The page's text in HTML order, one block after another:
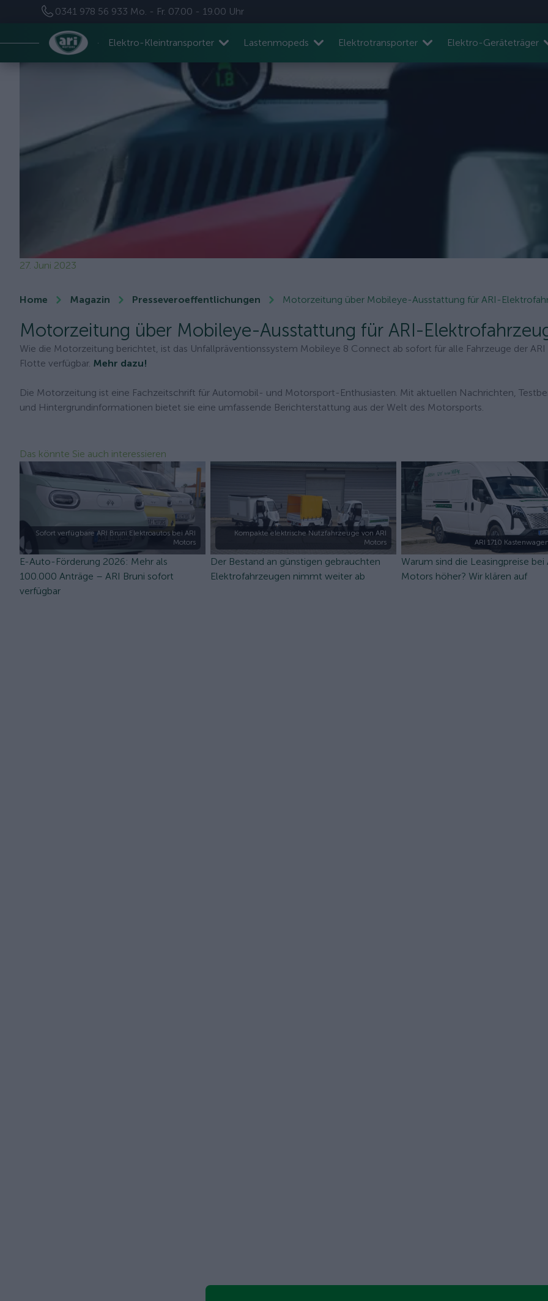
0341 978 56 933 Mo. - Fr. 07.00 - 19.00 Uhr
Elektro-Kleintransporter Lastenmopeds Elektrotransporter Elektro-Geräteträger
27. Juni 2023
Home Magazin Presseveroeffentlichungen Motorzeitung über Mobileye-Ausstattung für ARI-
Motorzeitung über Mobileye-Ausstattung für ARI-
Wie die Motorzeitung berichtet, ist das Unfallpräventionssystem Mobileye 8 Connect ab sofort für alle Fahrzeuge der
Flotte verfügbar. Mehr dazu!
Die Motorzeitung ist eine Fachzeitschrift für Automobil- und Motorsport-Enthusiasten. Mit aktuellen Nachrichten,
und Hintergrundinformationen bietet sie eine umfassende Berichterstattung aus der Welt des Motorsports.
Das könnte Sie auch interessieren
Sofort verfügbare ARI Bruni Elektroautos bei ARI
Motors
E-Auto-Förderung 2026: Mehr als
100.000 Anträge – ARI Bruni sofort
verfügbar
Kompakte elektrische Nutzfahrzeuge von ARI
Motors
Der Bestand an günstigen gebrauchten
Elektrofahrzeugen nimmt weiter ab
ARI 1710
Warum sind die Leasingpreise bei
Motors höher? Wir klären auf